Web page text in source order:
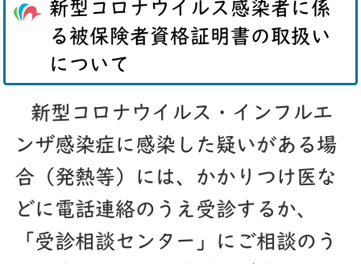
新型コロナウイルス感染者に係
る被保険者資格証明書の取扱い
について
新型コロナウイルス・インフルエ
ンザ感染症に感染した疑いがある場
合（発熱等）には、かかりつけ医な
どに電話連絡のうえ受診するか、
「受診相談センター」にご相談のう